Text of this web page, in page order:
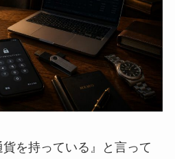
貨を持っている』と言って